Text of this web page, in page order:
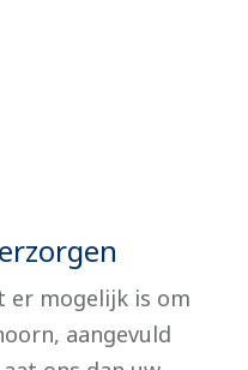
er mogelijk is om
aangevuld